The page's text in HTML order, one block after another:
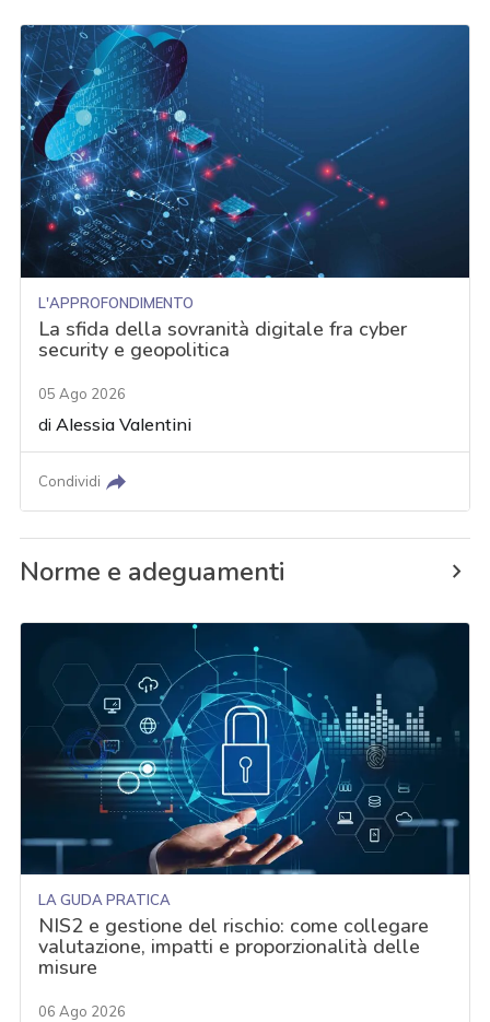
L'APPROFONDIMENTO
La sfida della sovranità digitale fra cyber
security e geopolitica
05 Ago 2026
diAlessia Valentini
Condividi
Norme e adeguamenti
LA GUDA PRATICA
NIS2 e gestione del rischio: come collegare
valutazione, impatti e proporzionalità delle
misure
06 Ago 2026